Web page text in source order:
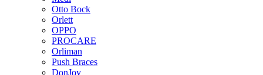
Otto Bock
Orlett
OPPO
PROCARE
Orliman
Push Braces
DonJoy